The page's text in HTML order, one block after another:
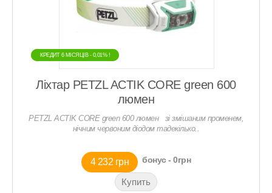
КРЕДИТ 6 МIСЯЦIВ - 0,01% !
КРЕДИТ 6 МIСЯЦIВ - 0,01% !
Ліхтар PETZL ACTIK CORE green 600
люмен
PETZL ACTIK CORE green 600 люмен зі змішаним променем,
нічним червоним діодом тадекілько..
4 232 грн бонус - 0грн